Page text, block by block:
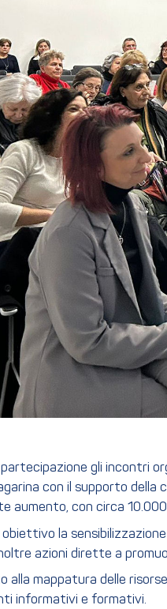
gli incontri
con il supporto
aumento, con circa
obiettivo la
azioni dirette a
alla mappatura delle
informativi e formativi.